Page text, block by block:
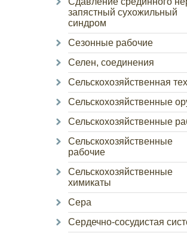
запястный сухожильный
синдром
Сезонные рабочие
Селен, соединения
Сельскохозяйственная
Сельскохозяйственные
Сельскохозяйственные
Сельскохозяйственные
рабочие
Сельскохозяйственные
химикаты
Сера
Сердечно-сосудистая